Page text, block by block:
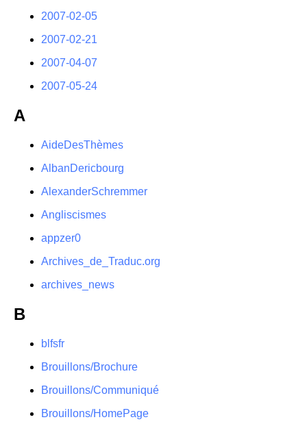
2007-02-05
2007-02-21
2007-04-07
2007-05-24
A
AideDesThèmes
AlbanDericbourg
AlexanderSchremmer
Angliscismes
appzer0
Archives_de_Traduc.org
archives_news
B
blfsfr
Brouillons/Brochure
Brouillons/Communiqué
Brouillons/HomePage